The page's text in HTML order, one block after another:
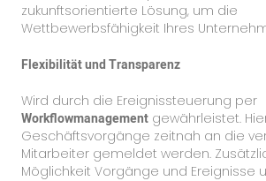
zukunftsorientierte Lösung, um die
Wettbewerbsfähigkeit Ihres
Flexibilität und Transparenz
Wird durch die Ereignissteuerung per
Workflowmanagement gewährleistet.
Geschäftsvorgänge zeitnah an die
Mitarbeiter gemeldet werden.
Möglichkeit Vorgänge und Ereignisse